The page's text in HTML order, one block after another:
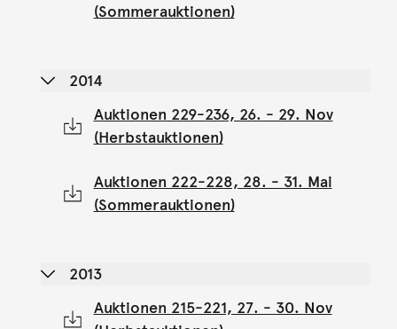
(Sommerauktionen)
2014
Auktionen 229-236, 26. - 29. Nov
(Herbstauktionen)
Auktionen 222-228, 28. - 31. Mai
(Sommerauktionen)
2013
Auktionen 215-221, 27. - 30. Nov